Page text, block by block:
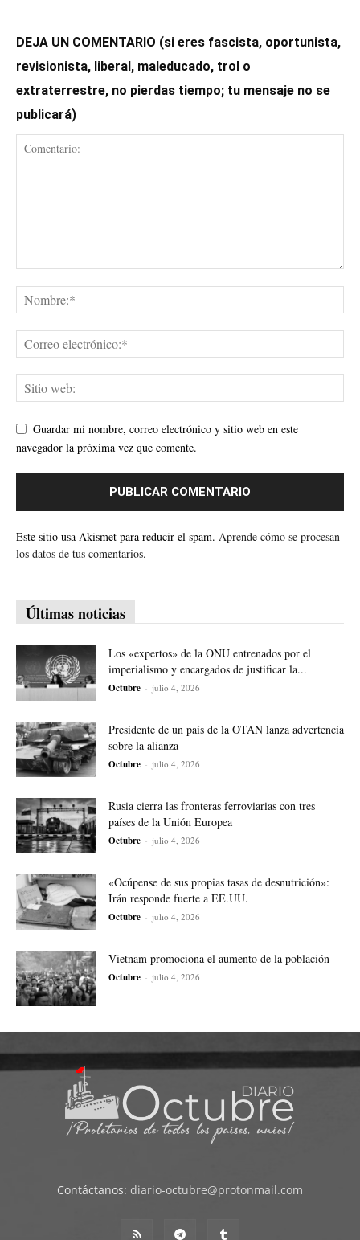
DEJA UN COMENTARIO (si eres fascista, oportunista,
revisionista, liberal, maleducado, trol o
extraterrestre, no pierdas tiempo; tu mensaje no se
publicará)
Guardar mi nombre, correo electrónico y sitio web en este
navegador la próxima vez que comente.
Este sitio usa Akismet para reducir el spam. Aprende cómo se procesan
los datos de tus comentarios.
Últimas noticias
Los «expertos» de la ONU entrenados por el
imperialismo y encargados de justificar la...
Octubre - julio 4, 2026
Presidente de un país de la OTAN lanza advertencia
sobre la alianza
Octubre - julio 4, 2026
Rusia cierra las fronteras ferroviarias con tres
países de la Unión Europea
Octubre - julio 4, 2026
«Ocúpense de sus propias tasas de desnutrición»:
Irán responde fuerte a EE.UU.
Octubre - julio 4, 2026
Vietnam promociona el aumento de la población
Octubre - julio 4, 2026
Contáctanos: diario-octubre@protonmail.com